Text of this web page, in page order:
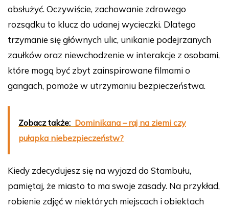
obsłużyć. Oczywiście, zachowanie zdrowego
rozsądku to klucz do udanej wycieczki. Dlatego
trzymanie się głównych ulic, unikanie podejrzanych
zaułków oraz niewchodzenie w interakcje z osobami,
które mogą być zbyt zainspirowane filmami o
gangach, pomoże w utrzymaniu bezpieczeństwa.
Zobacz także: Dominikana – raj na ziemi czy
pułapka niebezpieczeństw?
Kiedy zdecydujesz się na wyjazd do Stambułu,
pamiętaj, że miasto to ma swoje zasady. Na przykład,
robienie zdjęć w niektórych miejscach i obiektach